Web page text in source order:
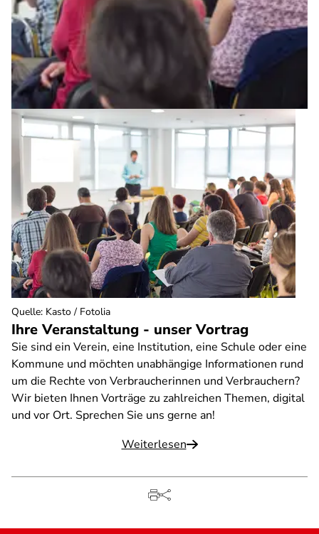
Ihre Veranstaltung - unser Vortrag
Sie sind ein Verein, eine Institution, eine Schule oder eine
Kommune und möchten unabhängige Informationen rund
um die Rechte von Verbraucherinnen und Verbrauchern?
Wir bieten Ihnen Vorträge zu zahlreichen Themen, digital
und vor Ort. Sprechen Sie uns gerne an!
Weiterlesen
Quelle: Kasto / Fotolia